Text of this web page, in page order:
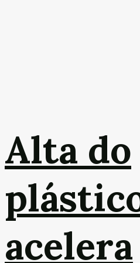
Alta do
acelera